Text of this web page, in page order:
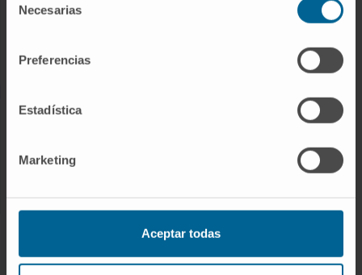
Necesarias
Preferencias
Estadística
Marketing
Aceptar todas
Cancer Center
Medical Services
RESEARCH AND CLINICAL TRIALS
Why should you come